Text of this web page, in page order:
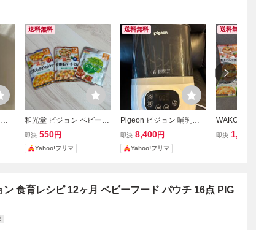
ド
送料無料
和光堂 ピジョン ベビーフ
ード 12ヶ月頃から 3点セ
ット 離乳食
即決 550円
Yahoo!フリマ
送料無料
Pigeon ピジョン 哺乳び
んスチーム除菌乾燥器 PO
CHItto ポチット
即決 8,400円
Yahoo!フリマ
送料無料
WAKODO
グーグーキ
即決 1,160
ン 食育レシピ 12ヶ月 ベビーフード パウチ 16点 PIG